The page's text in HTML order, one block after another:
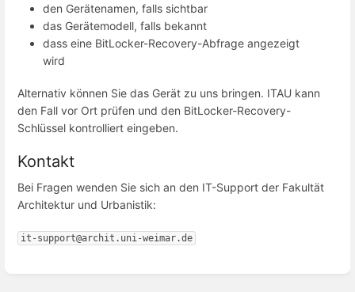
den Gerätenamen, falls sichtbar
das Gerätemodell, falls bekannt
dass eine BitLocker-Recovery-Abfrage angezeigt
wird
Alternativ können Sie das Gerät zu uns bringen. ITAU kann
den Fall vor Ort prüfen und den BitLocker-Recovery-
Schlüssel kontrolliert eingeben.
Kontakt
Bei Fragen wenden Sie sich an den IT-Support der Fakultät
Architektur und Urbanistik:
it-support@archit.uni-weimar.de